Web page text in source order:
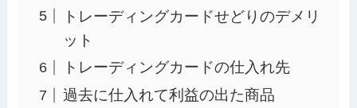
トレーディングカードせどりのデメリ
ット
トレーディングカードの仕入れ先
過去に仕入れて利益の出た商品